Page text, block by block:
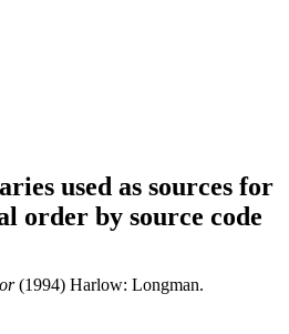
used as sources for
order by source code
(1994) Harlow: Longman.